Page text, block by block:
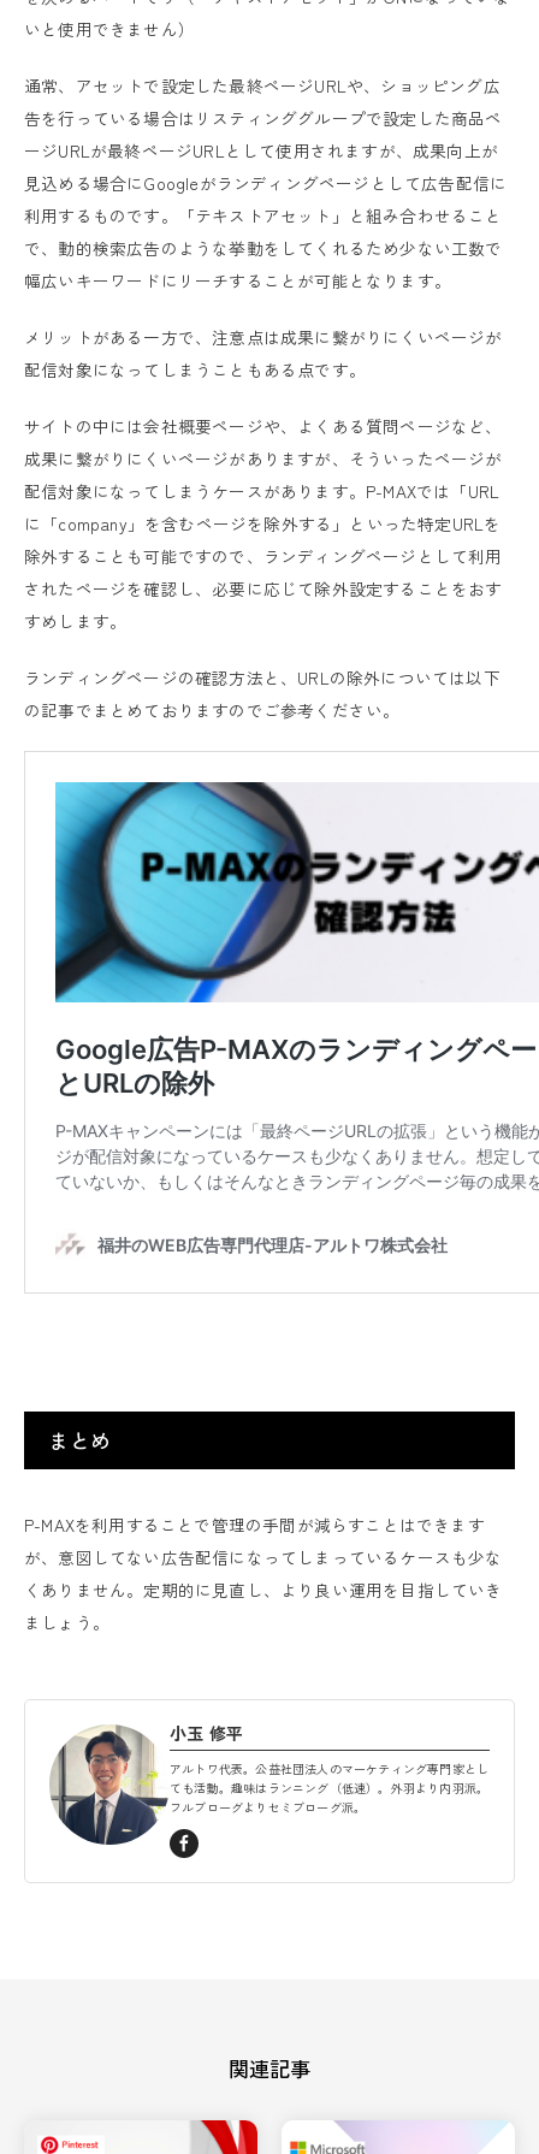
いと使用できません）
通常、アセットで設定した最終ページURLや、ショッピング広
告を行っている場合はリスティンググループで設定した商品ペ
ージURLが最終ページURLとして使用されますが、成果向上が
見込める場合にGoogleがランディングページとして広告配信に
利用するものです。「テキストアセット」と組み合わせること
で、動的検索広告のような挙動をしてくれるため少ない工数で
幅広いキーワードにリーチすることが可能となります。
メリットがある一方で、注意点は成果に繋がりにくいページが
配信対象になってしまうこともある点です。
サイトの中には会社概要ページや、よくある質問ページなど、
成果に繋がりにくいページがありますが、そういったページが
配信対象になってしまうケースがあります。P-MAXでは「URL
に「company」を含むページを除外する」といった特定URLを
除外することも可能ですので、ランディングページとして利用
されたページを確認し、必要に応じて除外設定することをおす
すめします。
ランディングページの確認方法と、URLの除外については以下
の記事でまとめておりますのでご参考ください。
まとめ
P-MAXを利用することで管理の手間が減らすことはできます
が、意図してない広告配信になってしまっているケースも少な
くありません。定期的に見直し、より良い運用を目指していき
ましょう。
小玉 修平
アルトワ代表。公益社団法人のマーケティング専門家とし
ても活動。趣味はランニング（低速）。外羽より内羽派。
フルブローグよりセミブローグ派。
関連記事